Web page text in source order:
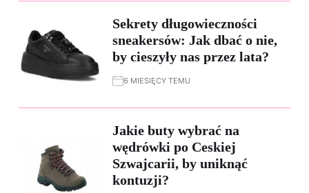
Sekrety długowieczności
sneakersów: Jak dbać o nie,
by cieszyły nas przez lata?
6 MIESIĘCY TEMU
Jakie buty wybrać na
wędrówki po Ceskiej
Szwajcarii, by uniknąć
kontuzji?